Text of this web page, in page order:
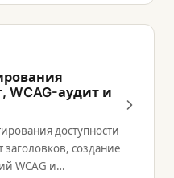
WCAG-аудит и
доступности
заголовков, создание
WCAG и